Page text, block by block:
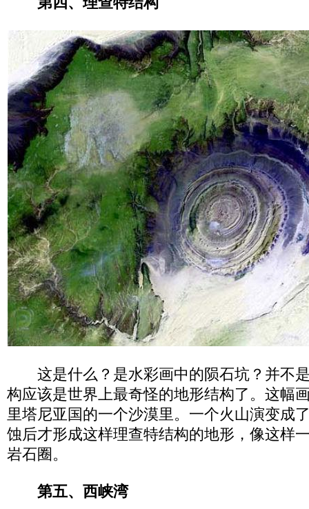
这是什么？是水彩画中的陨石坑？并不
构应该是世界上最奇怪的地形结构了。这幅
里塔尼亚国的一个沙漠里。一个火山演变成
蚀后才形成这样理查特结构的地形，像这样
岩石圈。
第五、西峡湾